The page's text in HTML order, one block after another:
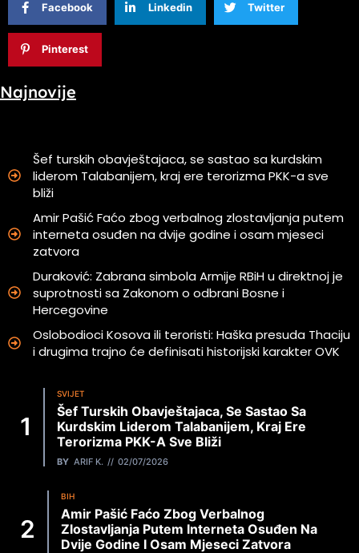
Facebook Linkedin Twitter
Pinterest
Najnovije
Šef turskih obavještajaca, se sastao sa kurdskim
liderom Talabanijem, kraj ere terorizma PKK-a sve
bliži
Amir Pašić Faćo zbog verbalnog zlostavljanja putem
interneta osuđen na dvije godine i osam mjeseci
zatvora
Duraković: Zabrana simbola Armije RBiH u direktnoj je
suprotnosti sa Zakonom o odbrani Bosne i
Hercegovine
Oslobodioci Kosova ili teroristi: Haška presuda Thaciju
i drugima trajno će definisati historijski karakter OVK
SVIJET
Šef Turskih Obavještajaca, Se Sastao Sa
Kurdskim Liderom Talabanijem, Kraj Ere
Terorizma PKK-A Sve Bliži
BY ARIF K. 02/07/2026
BIH
Amir Pašić Faćo Zbog Verbalnog
Zlostavljanja Putem Interneta Osuđen Na
Dvije Godine I Osam Mjeseci Zatvora